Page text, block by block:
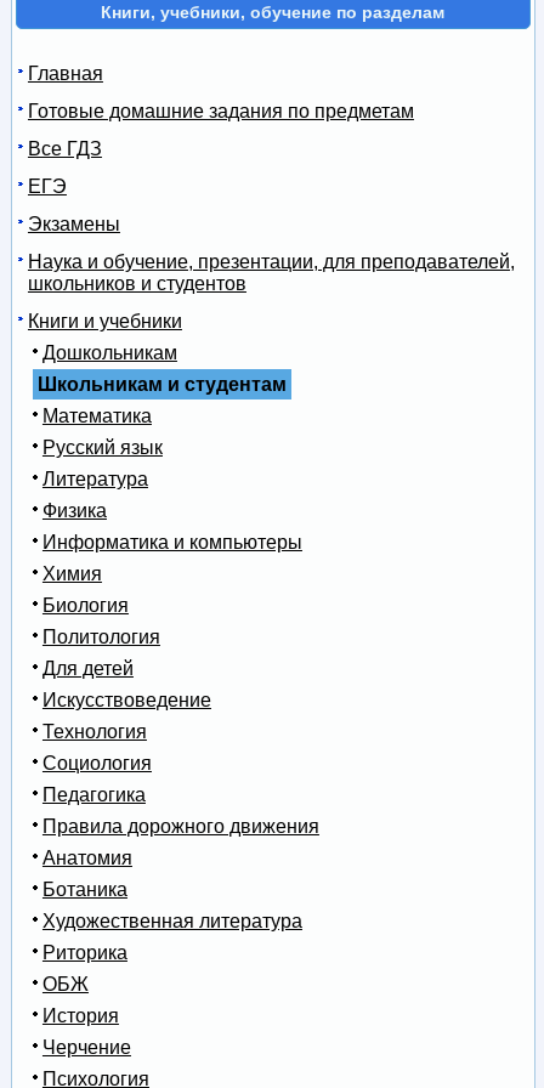
Книги, учебники, обучение по разделам
Главная
Готовые домашние задания по предметам
Все ГДЗ
ЕГЭ
Экзамены
Наука и обучение, презентации, для преподавателей,
школьников и студентов
Книги и учебники
Дошкольникам
Школьникам и студентам
Математика
Русский язык
Литература
Физика
Информатика и компьютеры
Химия
Биология
Политология
Для детей
Искусствоведение
Технология
Социология
Педагогика
Правила дорожного движения
Анатомия
Ботаника
Художественная литература
Риторика
ОБЖ
История
Черчение
Психология